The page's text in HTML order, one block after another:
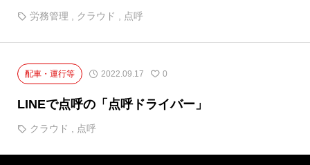
労務管理 , クラウド , 点呼
配車・運行等 2022.09.17 0
LINEで点呼の「点呼ドライバー」
クラウド 点呼